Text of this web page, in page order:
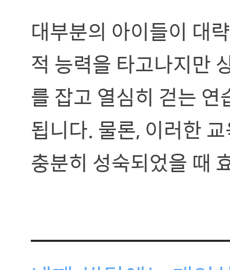
대부분의 아이들이 대
적 능력을 타고나지만
를 잡고 열심히 걷는
됩니다. 물론, 이러한
충분히 성숙되었을 때